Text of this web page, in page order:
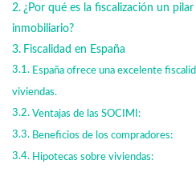
¿Por qué es la fiscalización un
inmobiliario?
Fiscalidad en España
España ofrece una excelente
viviendas.
Ventajas de las SOCIMI:
Beneficios de los compradores:
Hipotecas sobre viviendas: